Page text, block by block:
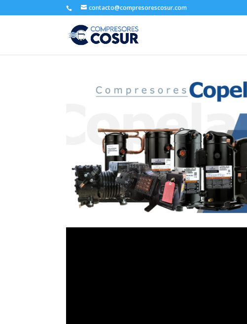
contacto@compresorescosur.com